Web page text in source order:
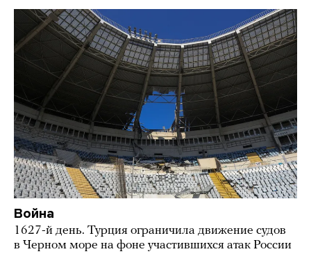
Война
1627-й день. Турция ограничила движение судов
в Черном море на фоне участившихся атак России